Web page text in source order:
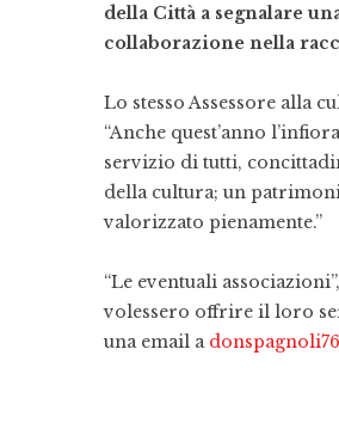
della Città a segnalare
collaborazione nella
Lo stesso Assessore alla
“Anche quest’anno
servizio di tutti,
della cultura; un
valorizzato pienamente.”
“Le eventuali
volessero offrire il loro
una email a